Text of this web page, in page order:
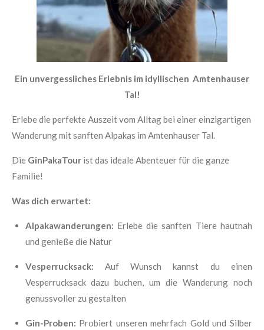
Ein unvergessliches Erlebnis im idyllischen Amtenhauser
Tal!
Erlebe die perfekte Auszeit vom Alltag bei einer einzigartigen
Wanderung mit sanften Alpakas im Amtenhauser Tal.
Die GinPakaTour ist das ideale Abenteuer für die ganze
Familie!
Was dich erwartet:
Alpakawanderungen: Erlebe die sanften Tiere hautnah
und genieße die Natur
Vesperrucksack: Auf Wunsch kannst du einen
Vesperrucksack dazu buchen, um die Wanderung noch
genussvoller zu gestalten
Gin-Proben: Probiert unseren mehrfach Gold und Silber